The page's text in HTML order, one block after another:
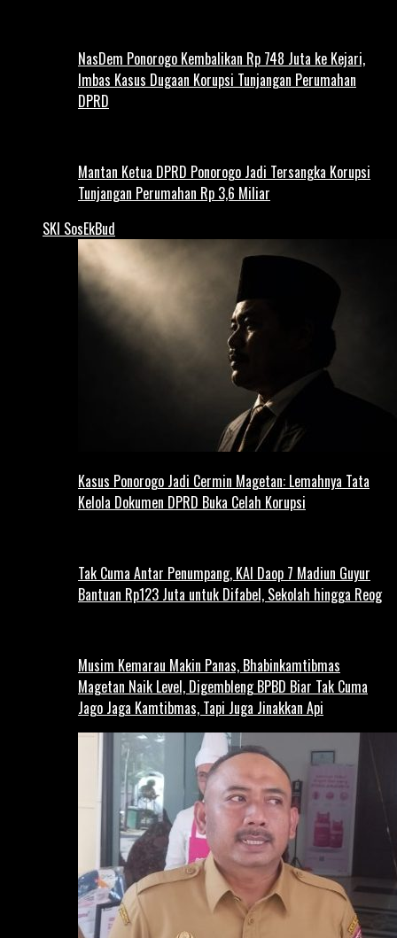
NasDem Ponorogo Kembalikan Rp 748 Juta ke Kejari,
Imbas Kasus Dugaan Korupsi Tunjangan Perumahan
DPRD
Mantan Ketua DPRD Ponorogo Jadi Tersangka Korupsi
Tunjangan Perumahan Rp 3,6 Miliar
SKI SosEkBud
Kasus Ponorogo Jadi Cermin Magetan: Lemahnya Tata
Kelola Dokumen DPRD Buka Celah Korupsi
Tak Cuma Antar Penumpang, KAI Daop 7 Madiun Guyur
Bantuan Rp123 Juta untuk Difabel, Sekolah hingga Reog
Musim Kemarau Makin Panas, Bhabinkamtibmas
Magetan Naik Level, Digembleng BPBD Biar Tak Cuma
Jago Jaga Kamtibmas, Tapi Juga Jinakkan Api